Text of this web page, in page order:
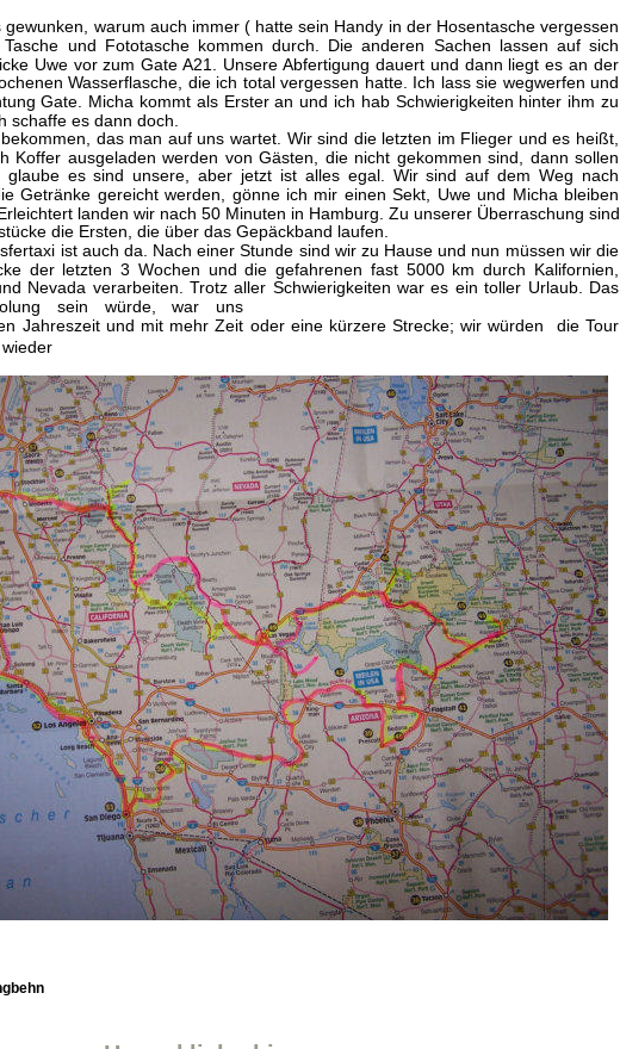
gewunken, warum auch immer ( hatte sein Handy in der Hosentasche vergessen
und Fototasche kommen durch. Die anderen Sachen lassen auf sich
Uwe vor zum Gate A21. Unsere Abfertigung dauert und dann liegt es an der
Wasserflasche, die ich total vergessen hatte. Ich lass sie wegwerfen und
Gate. Micha kommt als Erster an und ich hab Schwierigkeiten hinter ihm zu
schaffe es dann doch.
das man auf uns wartet. Wir sind die letzten im Flieger und es heißt,
Koffer ausgeladen werden von Gästen, die nicht gekommen sind, dann sollen
glaube es sind unsere, aber jetzt ist alles egal. Wir sind auf dem Weg nach
Getränke gereicht werden, gönne ich mir einen Sekt, Uwe und Micha bleiben
landen wir nach 50 Minuten in Hamburg. Zu unserer Überraschung sind
die Ersten, die über das Gepäckband laufen.
ist auch da. Nach einer Stunde sind wir zu Hause und nun müssen wir die
der letzten 3 Wochen und die gefahrenen fast 5000 km durch Kalifornien,
Nevada verarbeiten. Trotz aller Schwierigkeiten war es ein toller Urlaub. Das
sein würde, war uns
Jahreszeit und mit mehr Zeit oder eine kürzere Strecke; wir würden die Tour